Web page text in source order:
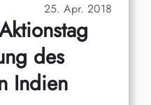
25. Apr. 2018
des
Indien